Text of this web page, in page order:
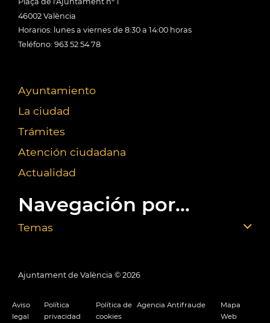
46002 València
Horarios: lunes a viernes de 8:30 a 14:00 horas
Teléfono: 963 52 54 78
Ayuntamiento
La ciudad
Trámites
Atención ciudadana
Actualidad
Navegación por...
Temas
Ajuntament de València © 2026
Aviso
legal
Política
privacidad
Política de
cookies
Agencia Antifraude
Mapa
Web